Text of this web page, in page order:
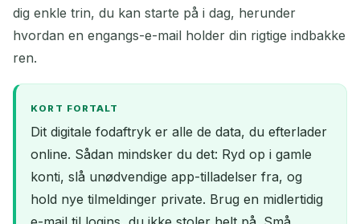
dig enkle trin, du kan starte på i dag, herunder
hvordan en engangs-e-mail holder din rigtige indbakke
ren.
KORT FORTALT
Dit digitale fodaftryk er alle de data, du efterlader
online. Sådan mindsker du det: Ryd op i gamle
konti, slå unødvendige app-tilladelser fra, og
hold nye tilmeldinger private. Brug en midlertidig